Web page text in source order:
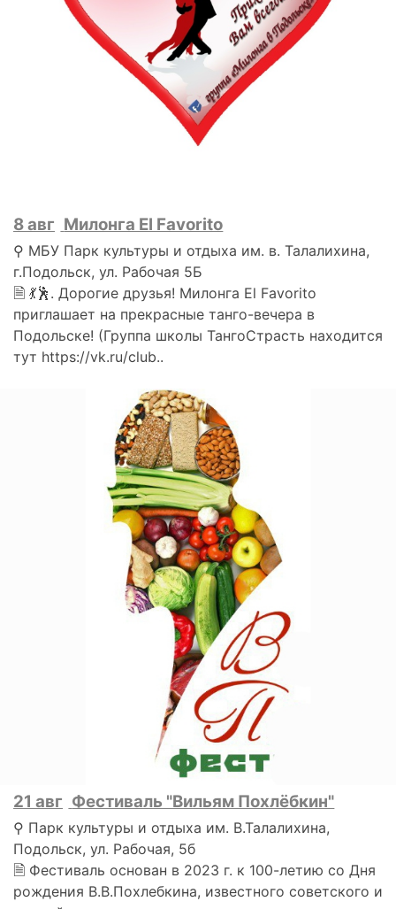
8 авг Милонга El Favorito
⚲ МБУ Парк культуры и отдыха им. в. Талалихина,
г.Подольск, ул. Рабочая 5Б
🗎 💃🕺. Дорогие друзья! Милонга El Favorito
приглашает на прекрасные танго-вечера в
Подольске! (Группа школы ТангоСтрасть находится
тут https://vk.ru/club..
21 авг Фестиваль "Вильям Похлёбкин"
⚲ Парк культуры и отдыха им. В.Талалихина,
Подольск, ул. Рабочая, 5б
🗎 Фестиваль основан в 2023 г. к 100-летию со Дня
рождения В.В.Похлебкина, известного советского и